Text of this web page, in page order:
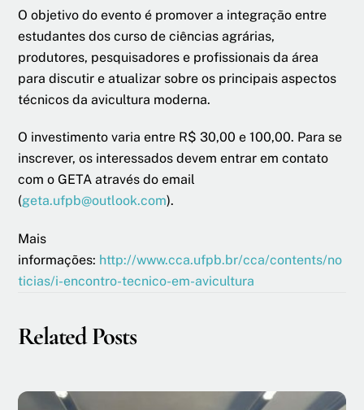
O objetivo do evento é promover a integração entre
estudantes dos curso de ciências agrárias,
produtores, pesquisadores e profissionais da área
para discutir e atualizar sobre os principais aspectos
técnicos da avicultura moderna.
O investimento varia entre R$ 30,00 e 100,00. Para se
inscrever, os interessados devem entrar em contato
com o GETA através do email
(geta.ufpb@outlook.com).
Mais
informações: http://www.cca.ufpb.br/cca/contents/no
ticias/i-encontro-tecnico-em-avicultura
Related Posts